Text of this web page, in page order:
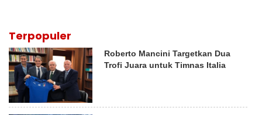
Terpopuler
Roberto Mancini Targetkan Dua
Trofi Juara untuk Timnas Italia